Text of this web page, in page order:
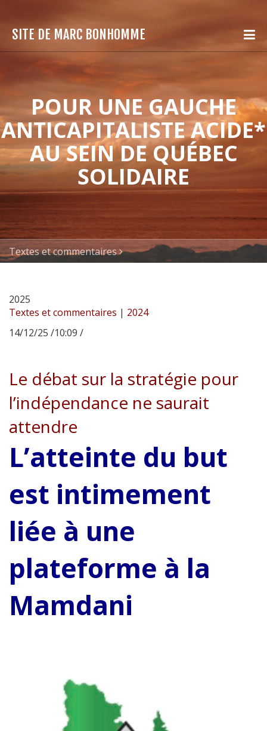
SITE DE MARC BONHOMME
POUR UNE GAUCHE
ANTICAPITALISTE ACIDE*
AU SEIN DE QUÉBEC
SOLIDAIRE
Textes et commentaires
2025
Textes et commentaires | 2024
14/12/25 /10:09 /
Le débat sur la stratégie pour
l’indépendance ne saurait
attendre
L’atteinte du but
est intimement
liée à une
plateforme à la
Mamdani